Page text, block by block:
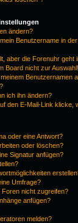
ändern?
Benutzername in
aber die Forenuhr geht
Board nicht zur Auswahl!
Benutzernamen
ich ihn ändern?
den E-Mail-Link klicke,
oder eine Antwort?
oder löschen?
Signatur anfügen?
Umfrage?
nicht zugreifen?
anfügen?
melden?